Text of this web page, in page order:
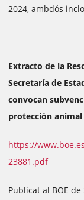
2024, ambdós
Extracto de la
Secretaría de
convocan
protección animal
https://
23881.pdf
Publicat al BOE de